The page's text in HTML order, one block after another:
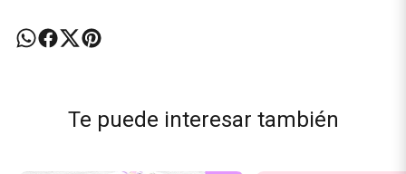
Te puede interesar también